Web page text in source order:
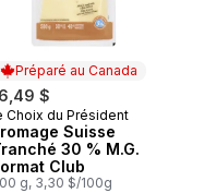
Préparé au Canada
$
au Canada
Choix du Président
Suisse
30 % M.G.
Club
g, 3,30 $/100g